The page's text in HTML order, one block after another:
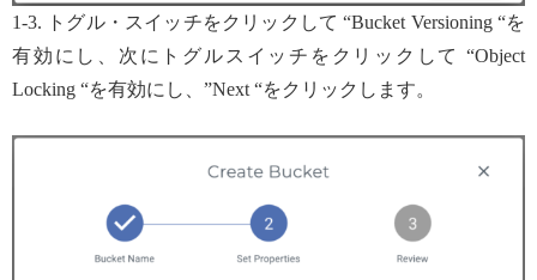
1-3. トグル・スイッチをクリックして “Bucket Versioning “を
有効にし、次にトグルスイッチをクリックして “Object
Locking “を有効にし、”Next “をクリックします。